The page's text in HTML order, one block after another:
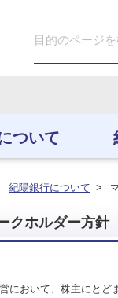
ついて
ンシャルグ
ついて
情報
に
もに
紀陽銀行について >
クホルダー方針
において、株主にとど